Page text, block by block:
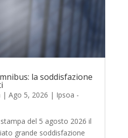
la soddisfazione
| Ago 5, 2026 | Ipsoa -
del 5 agosto 2026 il
grande soddisfazione